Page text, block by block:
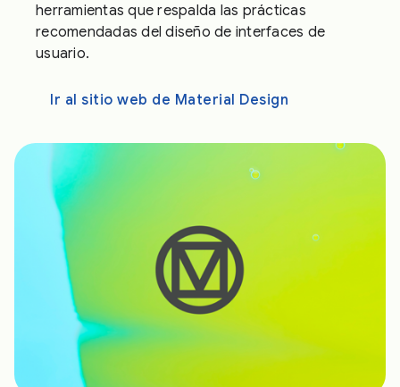
herramientas que respalda las prácticas
recomendadas del diseño de interfaces de
usuario.
Ir al sitio web de Material Design